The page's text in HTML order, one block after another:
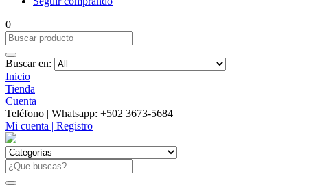
0
Buscar en:
Inicio
Tienda
Cuenta
Teléfono | Whatsapp: +502 3673-5684
Mi cuenta | Registro